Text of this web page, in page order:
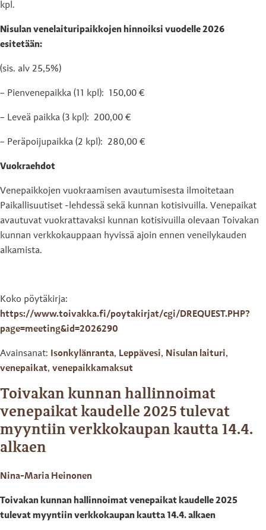
kpl.
Nisulan venelaituripaikkojen hinnoiksi vuodelle 2026
esitetään:
(sis. alv 25,5%)
– Pienvenepaikka (11 kpl): 150,00 €
– Leveä paikka (3 kpl): 200,00 €
– Peräpoijupaikka (2 kpl): 280,00 €
Vuokraehdot
Venepaikkojen vuokraamisen avautumisesta ilmoitetaan
Paikallisuutiset -lehdessä sekä kunnan kotisivuilla. Venepaikat
avautuvat vuokrattavaksi kunnan kotisivuilla olevaan Toivakan
kunnan verkkokauppaan hyvissä ajoin ennen veneilykauden
alkamista.
Koko pöytäkirja:
https://www.toivakka.fi/poytakirjat/cgi/DREQUEST.PHP?
page=meeting&id=2026290
Avainsanat: Isonkylänranta, Leppävesi, Nisulan laituri,
venepaikat, venepaikkamaksut
Toivakan kunnan hallinnoimat
venepaikat kaudelle 2025 tulevat
myyntiin verkkokaupan kautta 14.4.
alkaen
Nina-Maria Heinonen
Toivakan kunnan hallinnoimat venepaikat kaudelle 2025
tulevat myyntiin verkkokaupan kautta 14.4. alkaen